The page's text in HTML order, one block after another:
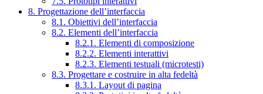
8. Progettazione dell’interfaccia
8.1. Obiettivi dell’interfaccia
8.2. Elementi dell’interfaccia
8.2.1. Elementi di composizione
8.2.2. Elementi interattivi
8.2.3. Elementi testuali (microtesti)
8.3. Progettare e costruire in alta fedeltà
8.3.1. Layout di pagina